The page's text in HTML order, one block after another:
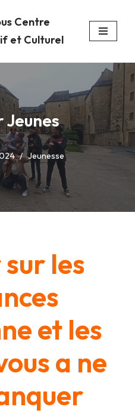
Centre
et Culturel
Jeunes
Jeunesse
les
et les
a ne